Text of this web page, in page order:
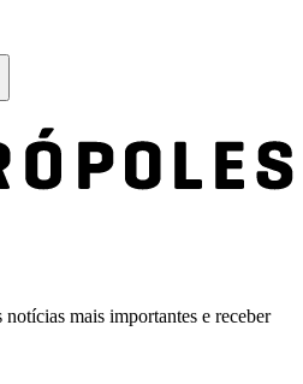
mais importantes e receber